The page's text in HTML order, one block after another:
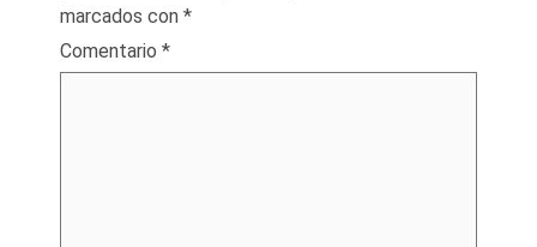
marcados con *
Comentario *